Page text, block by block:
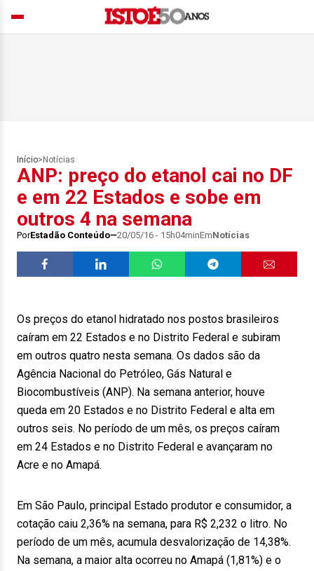
Início> Notícias
ANP: preço do etanol cai no DF
e em 22 Estados e sobe em
outros 4 na semana
PorEstadão Conteúdo 20/05/16 - 15h04minEmNotícias
Os preços do etanol hidratado nos postos brasileiros
caíram em 22 Estados e no Distrito Federal e subiram
em outros quatro nesta semana. Os dados são da
Agência Nacional do Petróleo, Gás Natural e
Biocombustíveis (ANP). Na semana anterior, houve
queda em 20 Estados e no Distrito Federal e alta em
outros seis. No período de um mês, os preços caíram
em 24 Estados e no Distrito Federal e avançaram no
Acre e no Amapá.
Em São Paulo, principal Estado produtor e consumidor, a
cotação caiu 2,36% na semana, para R$ 2,232 o litro. No
período de um mês, acumula desvalorização de 14,38%.
Na semana, a maior alta ocorreu no Amapá (1,81%) e o